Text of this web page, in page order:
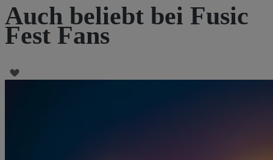
Auch beliebt bei Fusic
Fest Fans